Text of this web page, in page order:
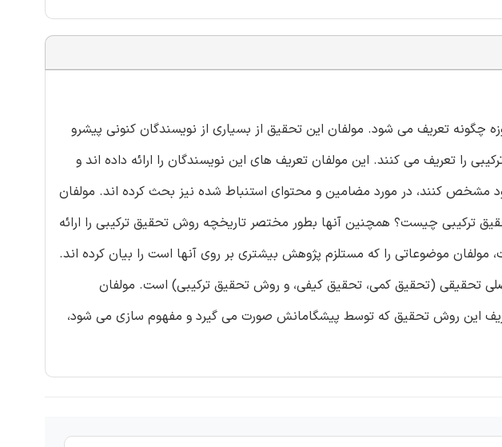
تعریف می شود. مولفان این تحقیق از بسیاری از نویسندگان کنونی پیشرو
را تعریف می کنند. این مولفان تعریف های این نویسندگان را ارائه داده اند و
مشخص کنند، در مورد مضامین و محتوای استنباط شده نیز بحث کرده اند. مولفان
ترکیبی چیست؟ همچنین آنها بطور مختصر تاریخچه روش تحقیق ترکیبی را ارائه
موضوعاتی را که مستلزم پژوهش بیشتری بر روی آنها است را بیان کرده اند.
تحقیقی (تحقیق کمی، تحقیق کیفی، و روش تحقیق ترکیبی) است. مولفان
این روش تحقیق که توسط پیشگامانش صورت می گیرد و مفهوم سازی می شود،